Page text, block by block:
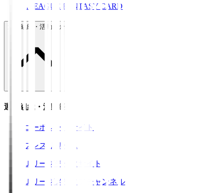
J.LEAGUE FANTASY CARD
運営組織・活動紹介
運営組織・活動紹介
コーポレートサイト
プレスリリース
Ｊリーグデータサイト
Ｊリーグメディアチャンネル